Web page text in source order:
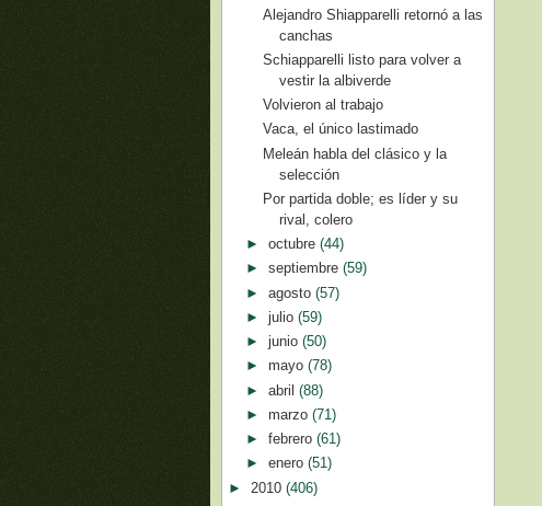
Alejandro Shiapparelli retornó a las
canchas
Schiapparelli listo para volver a
vestir la albiverde
Volvieron al trabajo
Vaca, el único lastimado
Meleán habla del clásico y la
selección
Por partida doble; es líder y su
rival, colero
► octubre (44)
► septiembre (59)
► agosto (57)
► julio (59)
► junio (50)
► mayo (78)
► abril (88)
► marzo (71)
► febrero (61)
► enero (51)
► 2010 (406)